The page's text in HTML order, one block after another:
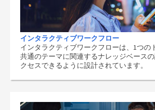
インタラクティブワークフロー
インタラクティブワークフローは、1つの
共通のテーマに関連するナレッジベース
クセスできるように設計されています。